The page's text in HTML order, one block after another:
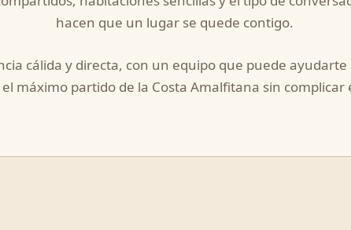
hacen que un lugar se quede contigo.
cálida y directa, con un equipo que puede
el máximo partido de la Costa Amalfitana sin complicar